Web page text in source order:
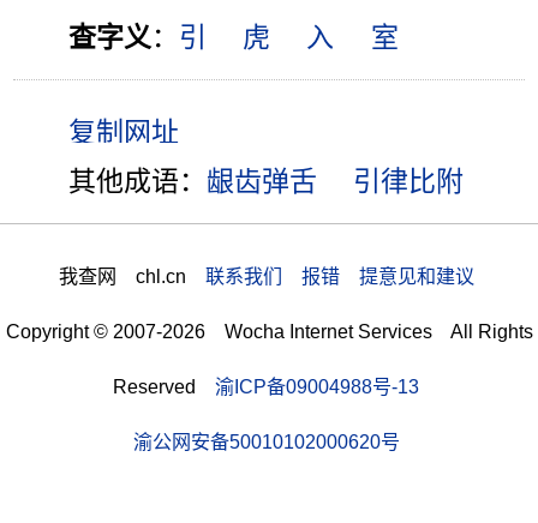
查字义 ： 引 虎 入 室
其他成语： 龈齿弹舌 引律比附
我查网 chl.cn 联系我们 报错 提意见和建议
Copyright © 2007-2026 Wocha Internet Services All Rights
Reserved 渝ICP备09004988号-13
渝公网安备50010102000620号